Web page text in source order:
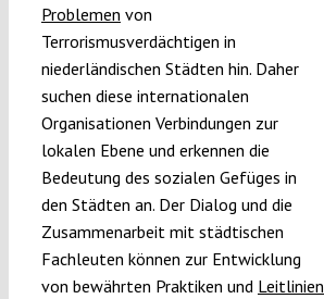
Problemen von
Terrorismusverdächtigen in
niederländischen Städten hin. Daher
suchen diese internationalen
Organisationen Verbindungen zur
lokalen Ebene und erkennen die
Bedeutung des sozialen Gefüges in
den Städten an. Der Dialog und die
Zusammenarbeit mit städtischen
Fachleuten können zur Entwicklung
von bewährten Praktiken und Leitlinien